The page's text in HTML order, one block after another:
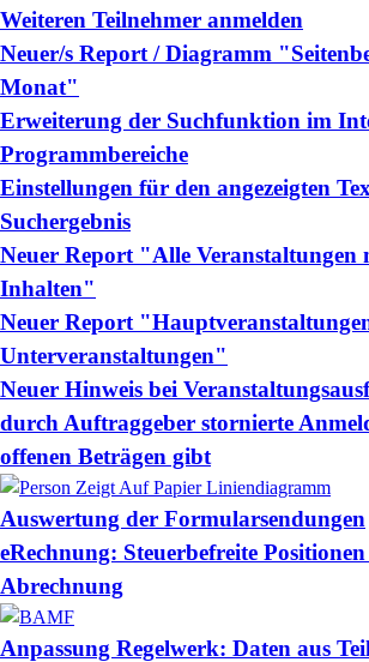
Weiteren Teilnehmer anmelden
Neuer/s Report / Diagramm
Monat"
Erweiterung der Suchfunktion im
Programmbereiche
Einstellungen für den angezeigten
Suchergebnis
Neuer Report "Alle Veranstaltungen
Inhalten"
Neuer Report
Unterveranstaltungen"
Neuer Hinweis bei
durch Auftraggeber stornierte
offenen Beträgen gibt
Auswertung der Formularsendungen
eRechnung: Steuerbefreite
Abrechnung
Anpassung Regelwerk: Daten aus